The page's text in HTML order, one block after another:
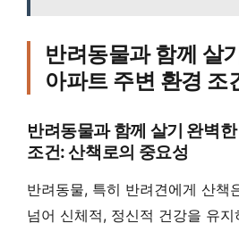
반려동물과 함께 살
아파트 주변 환경 조
반려동물과 함께 살기 완벽
조건: 산책로의 중요성
반려동물, 특히 반려견에게 산책
넘어 신체적, 정신적 건강을 유